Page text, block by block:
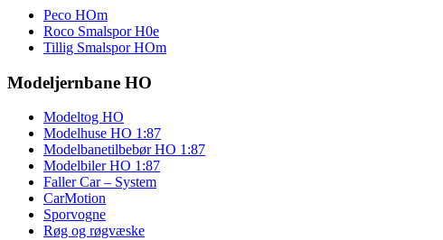
Peco HOm
Roco Smalspor H0e
Tillig Smalspor HOm
Modeljernbane HO
Modeltog HO
Modelhuse HO 1:87
Modelbanetilbebør HO 1:87
Modelbiler HO 1:87
Faller Car – System
CarMotion
Sporvogne
Røg og røgvæske